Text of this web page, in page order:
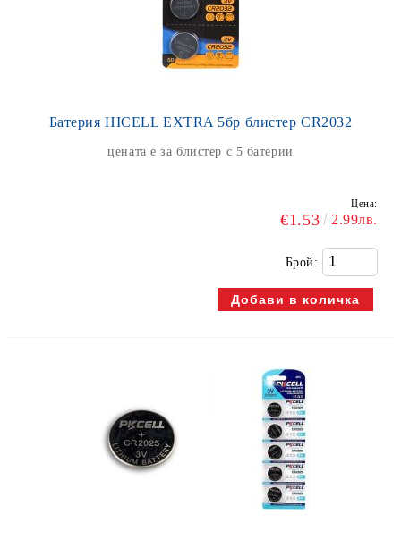
Батерия HICELL EXTRA 5бр блистер CR2032
цената е за блистер с 5 батерии
Цена:
€1.53 2.99лв.
Брой: